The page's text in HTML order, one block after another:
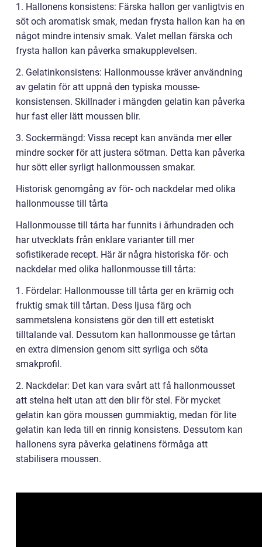
1. Hallonens konsistens: Färska hallon ger vanligtvis en
söt och aromatisk smak, medan frysta hallon kan ha en
något mindre intensiv smak. Valet mellan färska och
frysta hallon kan påverka smakupplevelsen.
2. Gelatinkonsistens: Hallonmousse kräver användning
av gelatin för att uppnå den typiska mousse-
konsistensen. Skillnader i mängden gelatin kan påverka
hur fast eller lätt moussen blir.
3. Sockermängd: Vissa recept kan använda mer eller
mindre socker för att justera sötman. Detta kan påverka
hur sött eller syrligt hallonmoussen smakar.
Historisk genomgång av för- och nackdelar med olika
hallonmousse till tårta
Hallonmousse till tårta har funnits i århundraden och
har utvecklats från enklare varianter till mer
sofistikerade recept. Här är några historiska för- och
nackdelar med olika hallonmousse till tårta:
1. Fördelar: Hallonmousse till tårta ger en krämig och
fruktig smak till tårtan. Dess ljusa färg och
sammetslena konsistens gör den till ett estetiskt
tilltalande val. Dessutom kan hallonmousse ge tårtan
en extra dimension genom sitt syrliga och söta
smakprofil.
2. Nackdelar: Det kan vara svårt att få hallonmousset
att stelna helt utan att den blir för stel. För mycket
gelatin kan göra moussen gummiaktig, medan för lite
gelatin kan leda till en rinnig konsistens. Dessutom kan
hallonens syra påverka gelatinens förmåga att
stabilisera moussen.